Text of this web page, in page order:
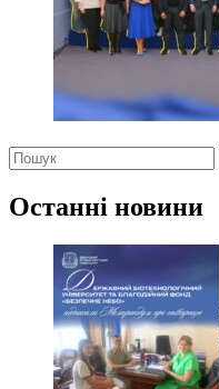
результатів
Останні новини